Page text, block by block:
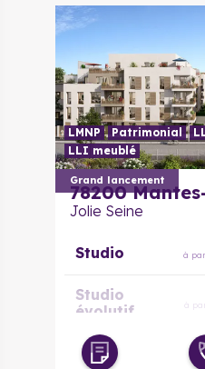
Grand lancement
LMNP Patrimonial
LLI meublé
78200
Jolie Seine
Studio à
Studio
évolutif
à
2 pièces à